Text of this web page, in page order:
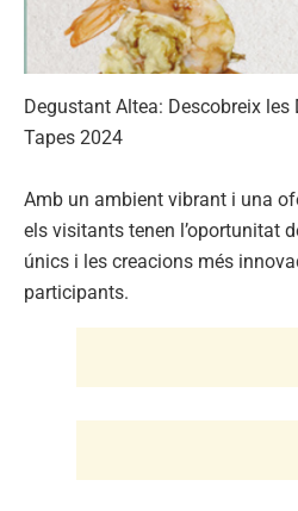
Degustant Altea: Descobreix les
Tapes 2024
Amb un ambient vibrant i una
els visitants tenen l’oportunitat
únics i les creacions més
participants.